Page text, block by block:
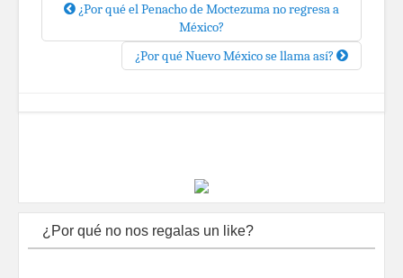
¿Por qué el Penacho de Moctezuma no regresa a
México?
¿Por qué Nuevo México se llama así?
¿Por qué no nos regalas un like?